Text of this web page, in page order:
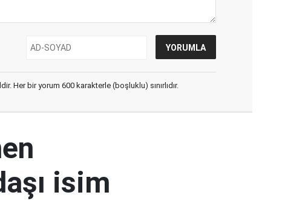
Her bir yorum 600 karakterle (boşluklu) sınırlıdır.
isim